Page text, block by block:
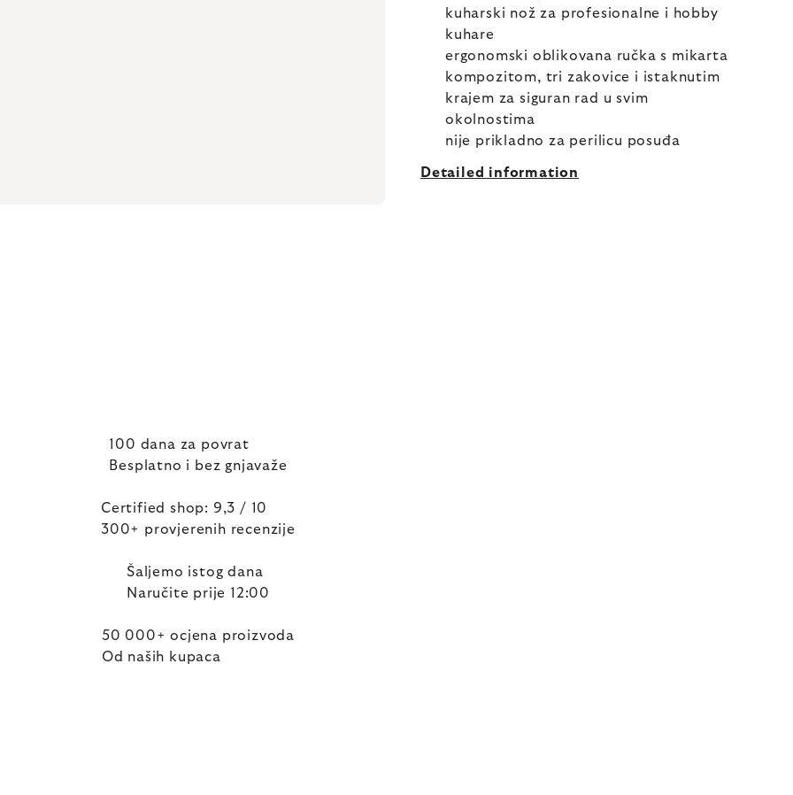
kuharski nož za profesionalne i hobby
kuhare
ergonomski oblikovana ručka s mikarta
kompozitom, tri zakovice i istaknutim
krajem za siguran rad u svim
okolnostima
nije prikladno za perilicu posuđa
Detailed information
100 dana za povrat
Besplatno i bez gnjavaže
Certified shop: 9,3 / 10
300+ provjerenih recenzije
Šaljemo istog dana
Naručite prije 12:00
50 000+ ocjena proizvoda
Od naših kupaca